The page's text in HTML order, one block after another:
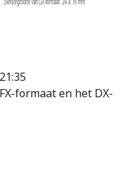
formaat en het DX-